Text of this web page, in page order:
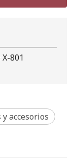
801
y accesorios